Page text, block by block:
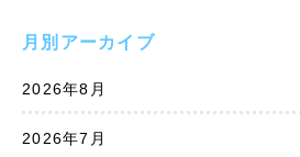
月別アーカイブ
2026年8月
2026年7月